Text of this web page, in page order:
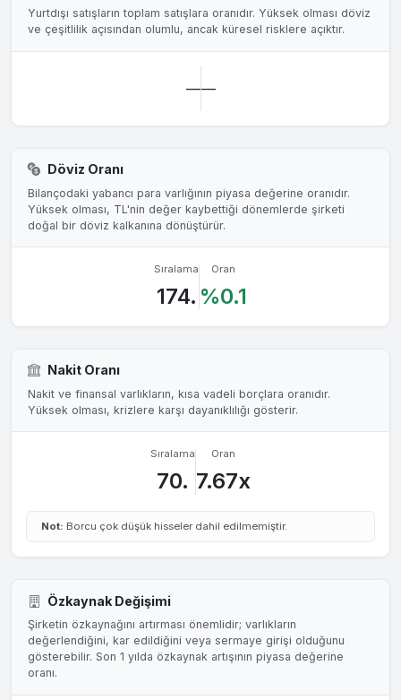
Yurtdışı satışların toplam satışlara oranıdır. Yüksek olması döviz
ve çeşitlilik açısından olumlu, ancak küresel risklere açıktır.
——
Döviz Oranı
Bilançodaki yabancı para varlığının piyasa değerine oranıdır.
Yüksek olması, TL'nin değer kaybettiği dönemlerde şirketi
doğal bir döviz kalkanına dönüştürür.
Sıralama
174.
Oran
%0.1
Nakit Oranı
Nakit ve finansal varlıkların, kısa vadeli borçlara oranıdır.
Yüksek olması, krizlere karşı dayanıklılığı gösterir.
Sıralama
70.
Oran
7.67x
Not: Borcu çok düşük hisseler dahil edilmemiştir.
Özkaynak Değişimi
Şirketin özkaynağını artırması önemlidir; varlıkların
değerlendiğini, kar edildiğini veya sermaye girişi olduğunu
gösterebilir. Son 1 yılda özkaynak artışının piyasa değerine
oranı.